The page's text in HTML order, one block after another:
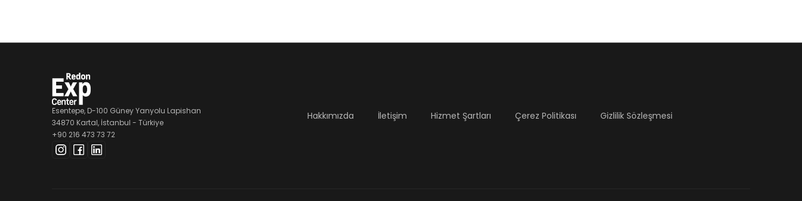
Esentepe, D-100 Güney Yanyolu Lapishan
34870 Kartal, İstanbul - Türkiye
+90 216 473 73 72
Hakkımızda İletişim Hizmet Şartları Çerez Politikası Gizlilik Sözleşmesi